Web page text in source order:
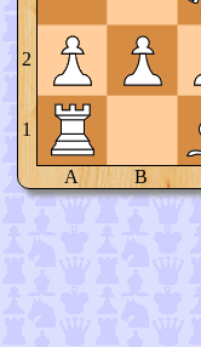
2
1
A B